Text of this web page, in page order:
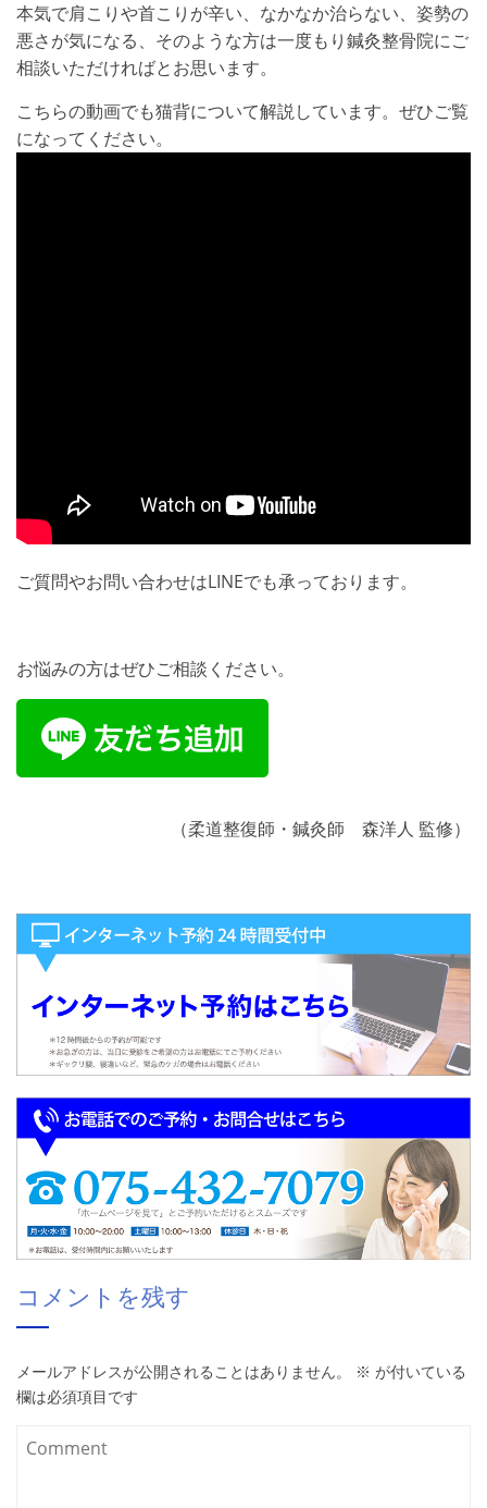
本気で肩こりや首こりが辛い、なかなか治らない、姿勢の
悪さが気になる、そのような方は一度もり鍼灸整骨院にご
相談いただければとお思います。
こちらの動画でも猫背について解説しています。ぜひご覧
になってください。
ご質問やお問い合わせはLINEでも承っております。
お悩みの方はぜひご相談ください。
（柔道整復師・鍼灸師 森洋人 監修）
コメントを残す
メールアドレスが公開されることはありません。 ※ が付いている
欄は必須項目です